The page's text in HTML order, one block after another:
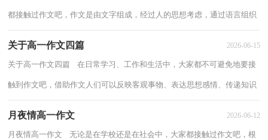
都接触过作文吧，作文是由文字组成，经过人的思想考虑，通过语言组织
关于高一作文四篇 2026-06-15
关于高一作文四篇 在日常学习、工作和生活中，大家都不可避免地要接
触到作文吧，借助作文人们可以反映客观事物、表达思想感情、传递知识
月夜情高一作文 2026-06-12
月夜情高一作文 无论是在学校还是在社会中，大家都接触过作文吧，根